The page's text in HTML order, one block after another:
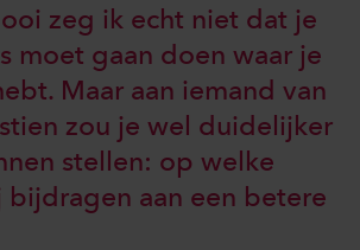
zeg ik echt niet dat je
moet gaan doen waar je
Maar aan iemand van
zou je wel duidelijker
stellen: op welke
bijdragen aan een betere